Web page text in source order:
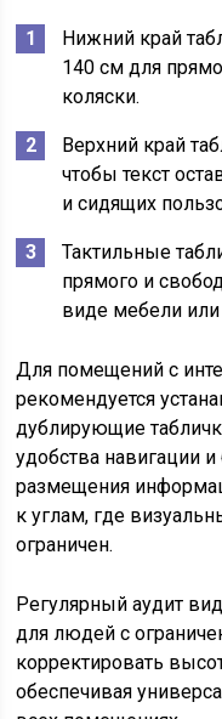
Нижний край
140 см для
коляски.
Верхний край
чтобы текст
и сидящих
Тактильные
прямого и
виде мебели
Для помещений с
рекомендуется
дублирующие
удобства навигации и
размещения
к углам, где
ограничен.
Регулярный аудит
для людей с
корректировать
обеспечивая